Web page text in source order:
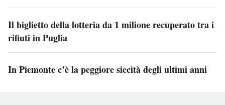
Il biglietto della lotteria da 1 milione recuperato tra i
rifiuti in Puglia
In Piemonte c’è la peggiore siccità degli ultimi anni